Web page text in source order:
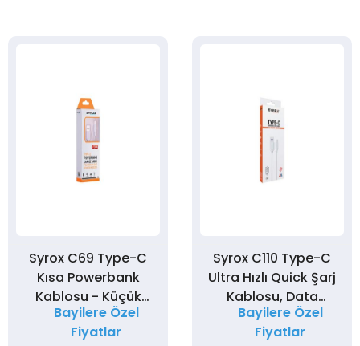
Syrox C69 Type-C
Kısa Powerbank
Kablosu - Küçük
Data Kablosu
20cm
Bayilere Özel
Fiyatlar
Syrox C110 Type-C
Ultra Hızlı Quick Şarj
Kablosu, Data
Kablosu 3,0A 18W
Bayilere Özel
Fiyatlar